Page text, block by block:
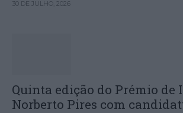
30 DE JULHO, 2026
Quinta edição do Prémio de
Norberto Pires com